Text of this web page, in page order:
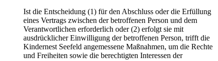
Ist die Entscheidung (1) für den Abschluss oder die Erfüllung
eines Vertrags zwischen der betroffenen Person und dem
Verantwortlichen erforderlich oder (2) erfolgt sie mit
ausdrücklicher Einwilligung der betroffenen Person, trifft die
Kindernest Seefeld angemessene Maßnahmen, um die Rechte
und Freiheiten sowie die berechtigten Interessen der